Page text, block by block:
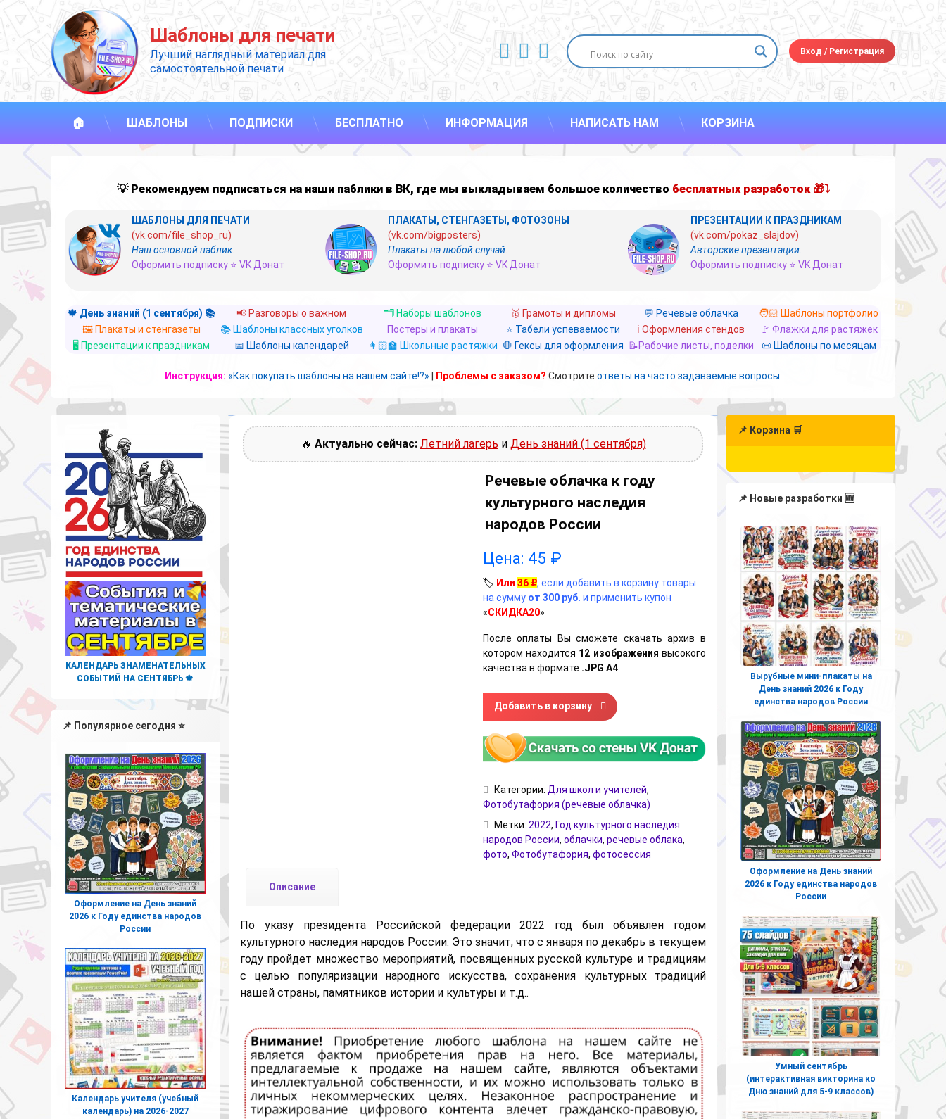
Перейти
к
содержимому
Шаблоны для печати
Лучший наглядный материал для
самостоятельной печати
ВКонтакте
YouTube
E-mail Вход /Регистрация
🏠 ШАБЛОНЫ ПОДПИСКИ БЕСПЛАТНО ИНФОРМАЦИЯ НАПИСАТЬ НАМ КОРЗИНА
💡 Рекомендуем подписаться на наши паблики в ВК, где мы выкладываем большое количество бесплатных разработок 🎁⤵
ШАБЛОНЫ ДЛЯ ПЕЧАТИ
(vk.com/file_shop_ru)
Наш основной паблик.
Оформить подписку ⭐ VK Донат
ПЛАКАТЫ, СТЕНГАЗЕТЫ, ФОТОЗОНЫ
(vk.com/bigposters)
Плакаты на любой случай.
Оформить подписку ⭐ VK Донат
ПРЕЗЕНТАЦИИ К ПРАЗДНИКАМ
(vk.com/pokaz_slajdov)
Авторские презентации.
Оформить подписку ⭐ VK Донат
🍁 День знаний (1 сентября) 📚 📢 Разговоры о важном 🗂️ Наборы шаблонов 🥇 Грамоты и дипломы 💬 Речевые облачка
🧑🏻 Шаблоны портфолио
🖼️ Плакаты и стенгазеты
📚 Шаблоны классных уголков Постеры и плакаты ⭐ Табели успеваемости ℹ️ Оформления стендов
🚩 Флажки для растяжек
🖥️ Презентации к праздникам
📅 Шаблоны календарей 👩🏻‍🏫 Школьные растяжки 🛑 Гексы для оформления 📝Рабочие листы, поделки 📜 Шаблоны по месяцам
Инструкция: «Как покупать шаблоны на нашем сайте!?» Проблемы с заказом? Смотрите ответы на часто задаваемые вопросы.
🔥 Актуально сейчас: Летний лагерь и День знаний (1 сентября)
Речевые облачка к году
культурного наследия
народов России
Цена: 45 ₽
🏷️ Или 36 ₽, если добавить в корзину товары
на сумму от 300 руб. и применить купон
«СКИДКА20»
После оплаты Вы сможете скачать архив в
котором находится 12 изображениявысокого
качества в формате .JPG А4
Количество товара Речевые облачка к году культурного наследия народов России
Добавить в корзину
Категории: Для школ и учителей,
Фотобутафория (речевые облачка)
Метки: 2022, Год культурного наследия
народов России, облачки, речевые облака,
фото, Фотобутафория, фотосессия
Описание
По указу президента Российской федерации 2022 год был объявлен годом
культурного наследия народов России. Это значит, что с января по декабрь в текущем
году пройдет множество мероприятий, посвященных русской культуре и традициям
с целью популяризации народного искусства, сохранения культурных традиций
нашей страны, памятников истории и культуры и т.д..
КАЛЕНДАРЬ ЗНАМЕНАТЕЛЬНЫХ
СОБЫТИЙ НА СЕНТЯБРЬ 🍁
📌 Популярное сегодня ⭐
Оформление на День знаний
2026 к Году единства народов
России
Календарь учителя (учебный
календарь) на 2026-2027
📌 Корзина 🛒
📌 Новые разработки 🆕
Вырубные мини-плакаты на
День знаний 2026 к Году
единства народов России
Оформление на День знаний
2026 к Году единства народов
России
Умный сентябрь
(интерактивная викторина ко
Дню знаний для 5-9 классов)